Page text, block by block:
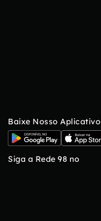
Baixe Nosso Aplicativo
Siga a Rede 98 no